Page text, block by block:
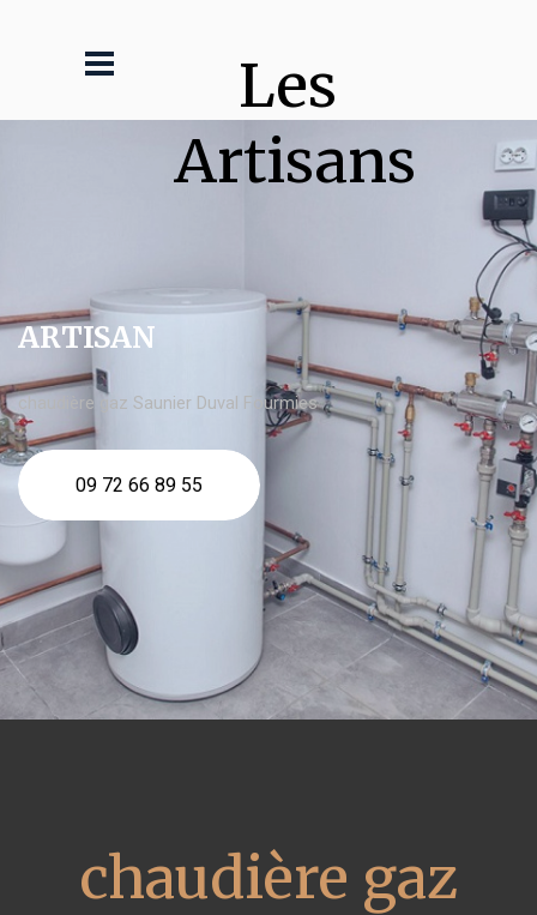
Les
Artisans
ARTISAN
chaudière gaz Saunier Duval Fourmies
09 72 66 89 55
chaudière gaz